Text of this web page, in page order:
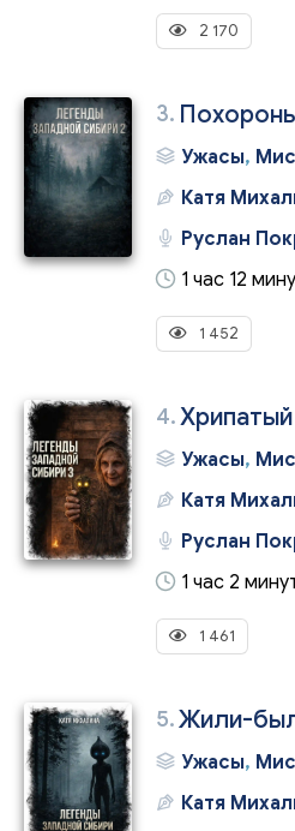
2 170
3.
Ужасы,
Катя
Руслан
1 час 12
1 452
4.
Ужасы,
Катя
Руслан
1 час 2
1 461
5.Жили-
Ужасы,
Катя